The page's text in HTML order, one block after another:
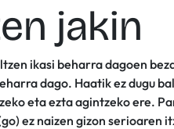
jakin
ikasi beharra dagoen
dago. Haatik ez dugu
eta ezta agintzeko ere.
ez naizen gizon serioaren